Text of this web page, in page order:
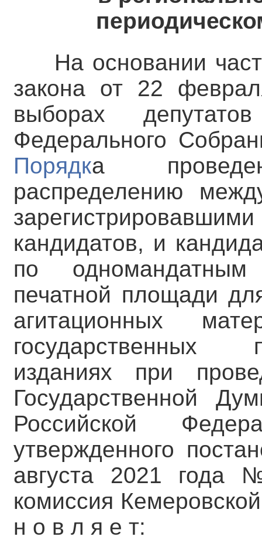
На основании
закона от 22
выборах
Федерального
Порядка
распределению
кандидатов, и
по одномандатным
печатной площади
агитационных
государственных
изданиях при
Государственной
Российской
утвержденного
августа 2021 года
комиссия
н о в л я е т: